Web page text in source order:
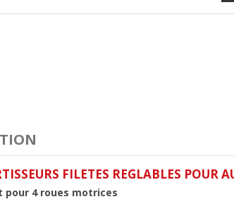
FILETES REGLABLES POUR
pour 4 roues motrices